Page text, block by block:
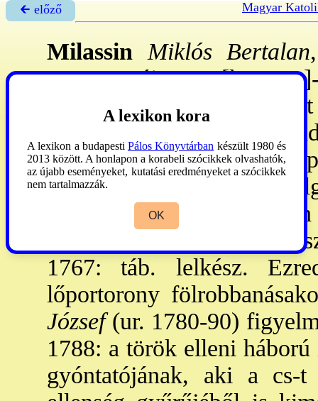
🡰 előző Magyar
Milassin Miklós Bertalan
1736. máj. 1. [ker. n.]-
megyéspüspök. - A gimn-
Budán végezte. 1756:
rházban, 1761. III. 19:
pestis idején Tabánban
befejezésére, majd
szlávul, ném-ül és m-ul
1767: táb. lelkész.
lőportorony
József(ur. 1780-90)
1788: a török elleni
gyóntatójának, aki a cs-
A lexikon kora
A lexikon a budapesti Pálos Könyvtárban készült 1980 és
2013 között. A honlapon a korabeli szócikkek olvashatók,
az újabb eseményeket, kutatási eredményeket a szócikkek
nem tartalmazzák.
OK